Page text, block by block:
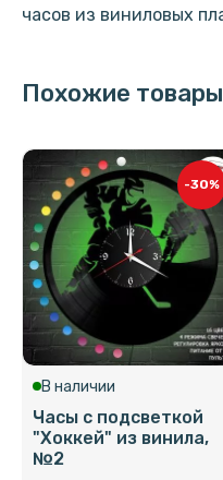
часов из виниловых
Похожие товары
-30%
В наличии
Часы с подсветкой
"Хоккей" из винила,
№2